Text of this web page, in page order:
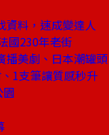
資料，速成變達人
國230年老街
播美劇、日本潮罐頭
1支筆讓質感秒升